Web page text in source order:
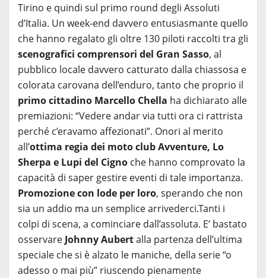
Tirino e quindi sul primo round degli Assoluti
d’Italia. Un week-end davvero entusiasmante quello
che hanno regalato gli oltre 130 piloti raccolti tra gli
scenografici comprensori del Gran Sasso, al
pubblico locale davvero catturato dalla chiassosa e
colorata carovana dell’enduro, tanto che proprio il
primo cittadino Marcello Chella ha dichiarato alle
premiazioni: “Vedere andar via tutti ora ci rattrista
perché c’eravamo affezionati”. Onori al merito
all’ottima regia dei moto club Avventure, Lo
Sherpa e Lupi del Cigno che hanno comprovato la
capacità di saper gestire eventi di tale importanza.
Promozione con lode per loro, sperando che non
sia un addio ma un semplice arrivederci.Tanti i
colpi di scena, a cominciare dall’assoluta. E’ bastato
osservare Johnny Aubertalla partenza dell’ultima
speciale che si è alzato le maniche, della serie “o
adesso o mai più” riuscendo pienamente